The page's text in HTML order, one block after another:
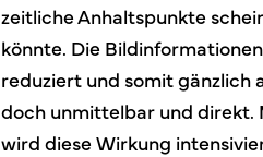
zeitliche Anhaltspunkte
könnte. Die
reduziert und somit gänzlich
doch unmittelbar und direkt.
wird diese Wirkung